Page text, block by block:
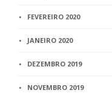
FEVEREIRO 2020
JANEIRO 2020
DEZEMBRO 2019
NOVEMBRO 2019